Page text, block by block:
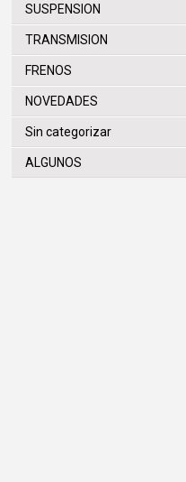
SUSPENSION
TRANSMISION
FRENOS
NOVEDADES
Sin categorizar
ALGUNOS